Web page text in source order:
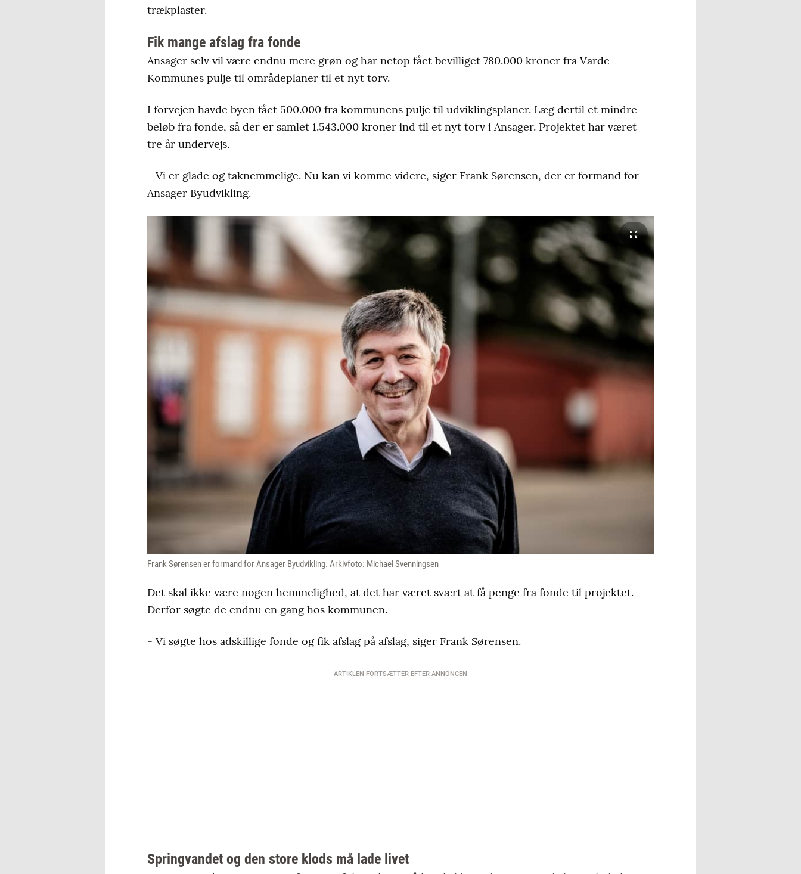
trækplaster.
Fik mange afslag fra fonde
Ansager selv vil være endnu mere grøn og har netop fået bevilliget 780.000 kroner fra Varde
Kommunes pulje til områdeplaner til et nyt torv.
I forvejen havde byen fået 500.000 fra kommunens pulje til udviklingsplaner. Læg dertil et mindre
beløb fra fonde, så der er samlet 1.543.000 kroner ind til et nyt torv i Ansager. Projektet har været
tre år undervejs.
- Vi er glade og taknemmelige. Nu kan vi komme videre, siger Frank Sørensen, der er formand for
Ansager Byudvikling.
Frank Sørensen er formand for Ansager Byudvikling. Arkivfoto: Michael Svenningsen
Det skal ikke være nogen hemmelighed, at det har været svært at få penge fra fonde til projektet.
Derfor søgte de endnu en gang hos kommunen.
- Vi søgte hos adskillige fonde og fik afslag på afslag, siger Frank Sørensen.
ARTIKLEN FORTSÆTTER EFTER ANNONCEN
Springvandet og den store klods må lade livet